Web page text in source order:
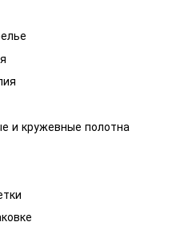
и кружевные полотна